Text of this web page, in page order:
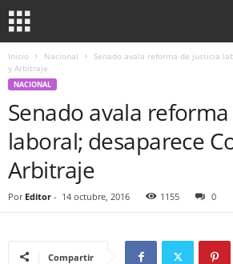
Inicio Nacional
Senado avala reforma de justicia
y Arbitraje
NACIONAL
Senado avala
laboral; desaparece
Arbitraje
Por Editor - 14 octubre, 2016 1155 0
Compartir